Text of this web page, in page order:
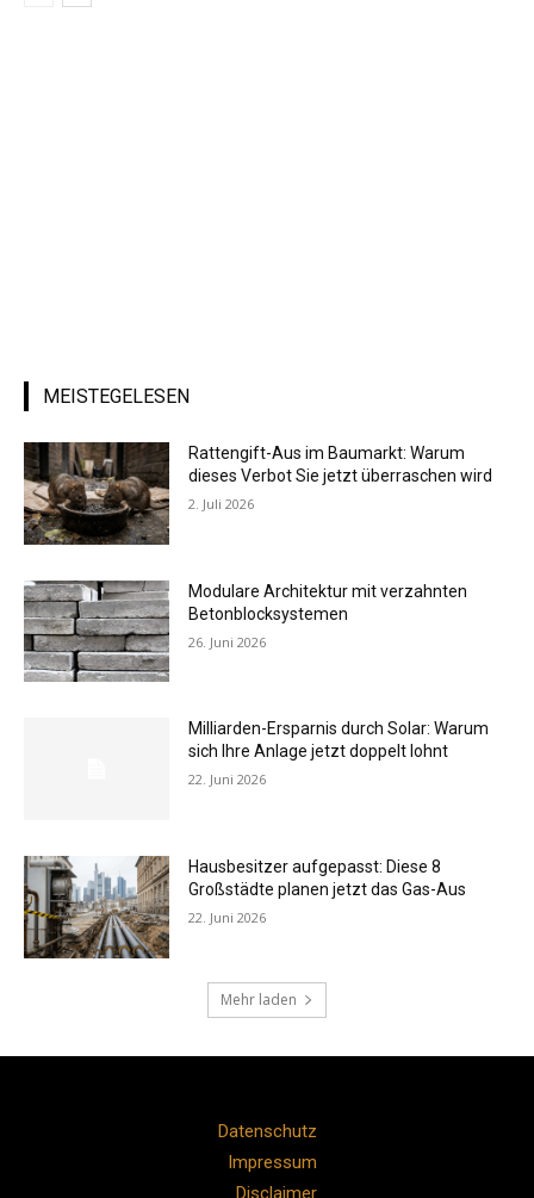
MEISTEGELESEN
Rattengift-Aus im Baumarkt: Warum
dieses Verbot Sie jetzt überraschen wird
2. Juli 2026
Modulare Architektur mit verzahnten
Betonblocksystemen
26. Juni 2026
Milliarden-Ersparnis durch Solar: Warum
sich Ihre Anlage jetzt doppelt lohnt
22. Juni 2026
Hausbesitzer aufgepasst: Diese 8
Großstädte planen jetzt das Gas-Aus
22. Juni 2026
Mehr laden
Datenschutz
Impressum
Disclaimer